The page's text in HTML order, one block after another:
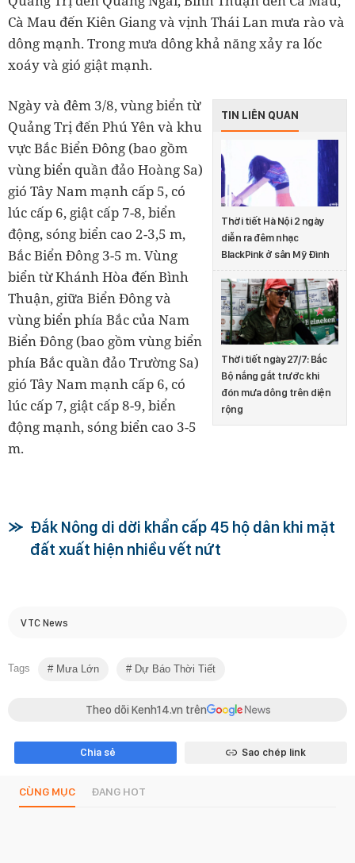
Cà Mau đến Kiên Giang và vịnh Thái Lan mưa rào và
dông mạnh. Trong mưa dông khả năng xảy ra lốc
xoáy và gió giật mạnh.
TIN LIÊN QUAN
Thời tiết Hà Nội 2 ngày
diễn ra đêm nhạc
BlackPink ở sân Mỹ Đình
Thời tiết ngày 27/7: Bắc
Bộ nắng gắt trước khi
đón mưa dông trên diện
rộng
Ngày và đêm 3/8, vùng biển từ
Quảng Trị đến Phú Yên và khu
vực Bắc Biển Đông (bao gồm
vùng biển quần đảo Hoàng Sa)
gió Tây Nam mạnh cấp 5, có
lúc cấp 6, giật cấp 7-8, biển
động, sóng biển cao 2-3,5 m,
Bắc Biển Đông 3-5 m. Vùng
biển từ Khánh Hòa đến Bình
Thuận, giữa Biển Đông và
vùng biển phía Bắc của Nam
Biển Đông (bao gồm vùng biển
phía Bắc quần đảo Trường Sa)
gió Tây Nam mạnh cấp 6, có
lúc cấp 7, giật cấp 8-9, biển
động mạnh, sóng biển cao 3-5
m.
Đắk Nông di dời khẩn cấp 45 hộ dân khi mặt
đất xuất hiện nhiều vết nứt
VTC News
Tags Mưa Lớn Dự Báo Thời Tiết
Theo dõi Kenh14.vn trên
Chia sẻ Sao chép link
CÙNG MỤC ĐANG HOT